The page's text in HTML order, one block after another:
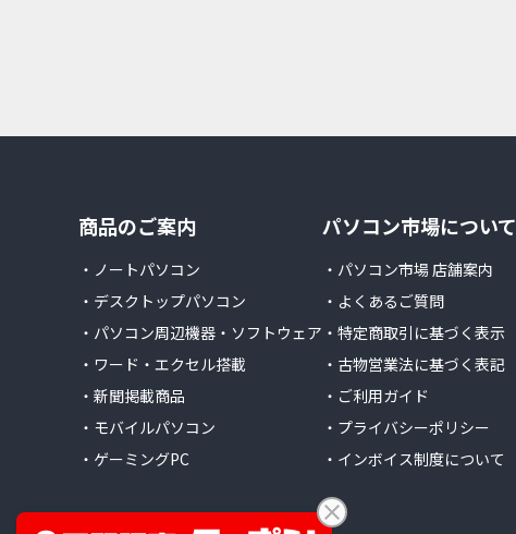
商品のご案内
・ノートパソコン
・デスクトップパソコン
・パソコン周辺機器・ソフトウェア
・ワード・エクセル搭載
・新聞掲載商品
・モバイルパソコン
・ゲーミングPC
パソコン市場について
・パソコン市場 店舗案内
・よくあるご質問
・特定商取引に基づく表示
・古物営業法に基づく表記
・ご利用ガイド
・プライバシーポリシー
・インボイス制度について